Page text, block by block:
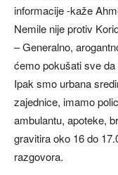
informacije -kaže
Nemile nije protiv
– Generalno,
ćemo pokušati sve
Ipak smo urbana
zajednice, imamo
ambulantu, apoteke,
gravitira oko 16 do
razgovora.